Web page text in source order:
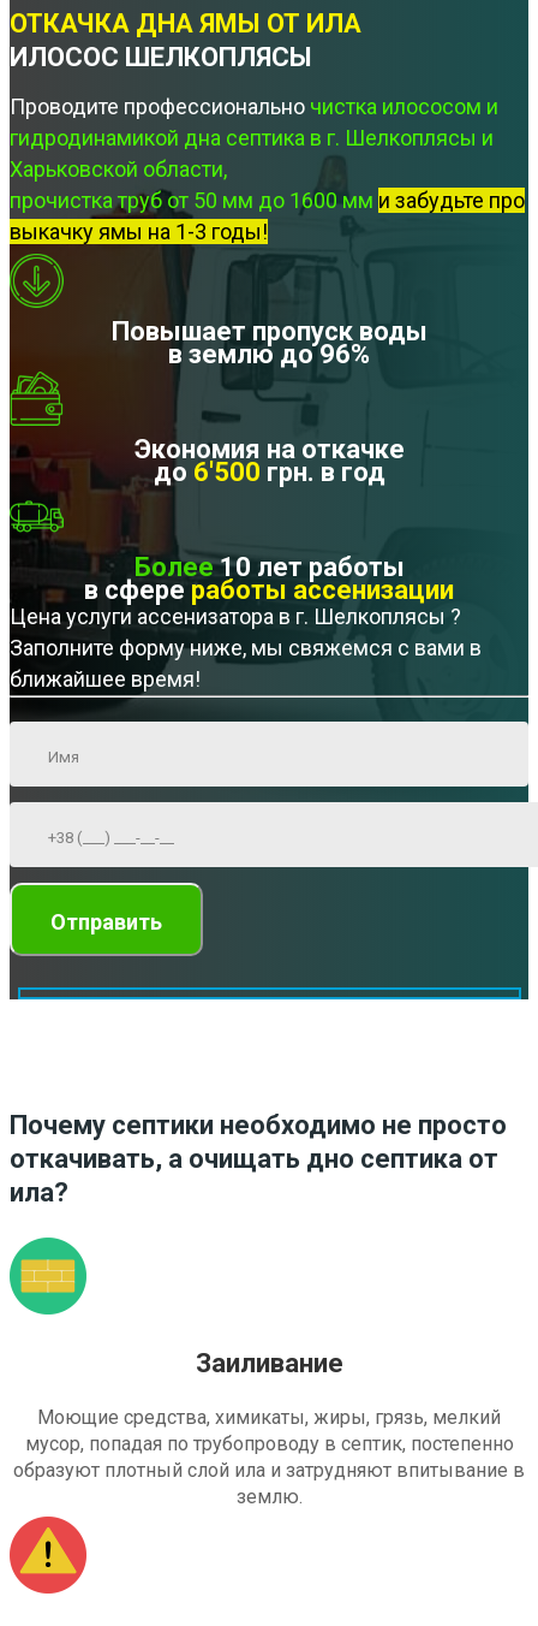
ОТКАЧКА ДНА ЯМЫ ОТ ИЛА
ИЛОСОС ШЕЛКОПЛЯСЫ
Проводите профессионально чистка илососом и
гидродинамикой дна септика в г. Шелкоплясы и
Харьковской области,
прочистка труб от 50 мм до 1600 мм и забудьте про
выкачку ямы на 1-3 годы!
Повышает пропуск воды
в землю до 96%
Экономия на откачке
до 6'500 грн. в год
Более10 лет работы
в сфере работы ассенизации
Цена услуги ассенизатора в г. Шелкоплясы ?
Заполните форму ниже, мы свяжемся с вами в
ближайшее время!
Почему септики необходимо не просто
откачивать, а очищать дно септика от
ила?
Заиливание
Моющие средства, химикаты, жиры, грязь, мелкий
мусор, попадая по трубопроводу в септик, постепенно
образуют плотный слой ила и затрудняют впитывание в
землю.